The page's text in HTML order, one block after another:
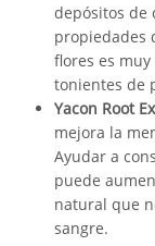
depósitos de
propiedades
flores es
tonientes de
Yacon Root
mejora la
Ayudar a
puede
natural que
sangre.